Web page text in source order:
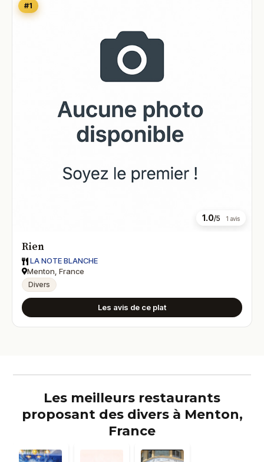
#1
1.0/5 1 avis
Rien
LA NOTE BLANCHE
Menton, France
Divers
Les avis de ce plat
Les meilleurs restaurants
proposant des divers à Menton,
France